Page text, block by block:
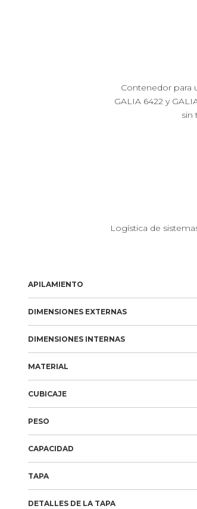
Contenedor para
GALIA 6422 y
sin
Logística de
APILAMIENTO
DIMENSIONES EXTERNAS
DIMENSIONES INTERNAS
MATERIAL
CUBICAJE
PESO
CAPACIDAD
TAPA
DETALLES DE LA TAPA